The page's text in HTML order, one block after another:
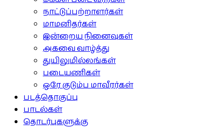
நாட்டுப்பற்றாளர்கள்
மாமனிதர்கள்
இன்றைய நினைவுகள்
அகவை வாழ்த்து
துயிலுமில்லங்கள்
படையணிகள்
ஒரே குடும்ப மாவீரர்கள்
படத்தொகுப்பு
பாடல்கள்
தொடர்புகளுக்கு